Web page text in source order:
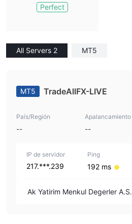
Perfect
All Servers 2 MT5
MT5 TradeAllFX-LIVE
País/Región
--
Apalancamiento
--
IP de servidor
217.***.239
Ping
192 ms
Ak Yatirim Menkul Degerler A.S.